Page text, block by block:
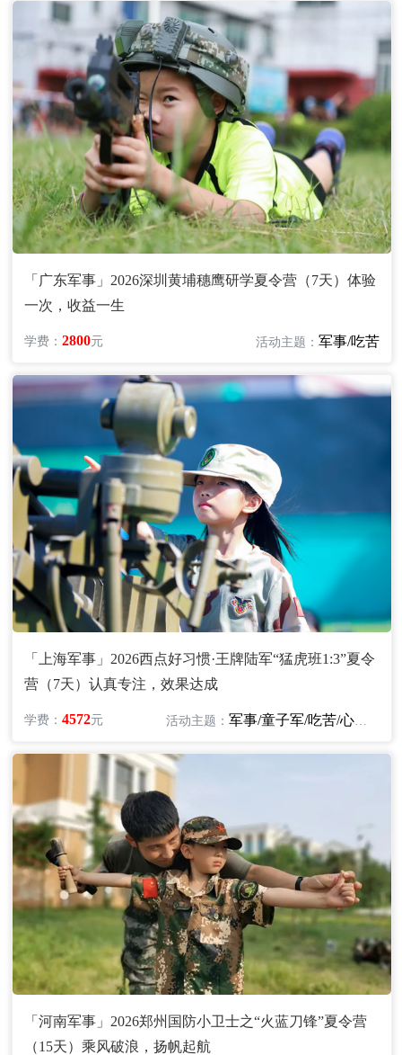
「广东军事」2026深圳黄埔穗鹰研学夏令营（7天）体验
一次，收益一生
学费：2800元 活动主题： 军事/吃苦
「上海军事」2026西点好习惯·王牌陆军“猛虎班1:3”夏令
营（7天）认真专注，效果达成
学费：4572元 活动主题：军事/童子军/吃苦/心智/励志
「河南军事」2026郑州国防小卫士之“火蓝刀锋”夏令营
（15天）乘风破浪，扬帆起航